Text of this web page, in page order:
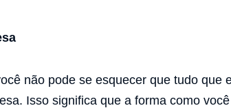
não pode se esquecer que tudo que
Isso significa que a forma como